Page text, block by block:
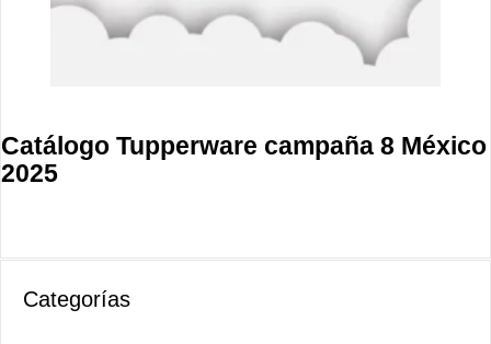
Catálogo Tupperware campaña 8 México
2025
Categorías